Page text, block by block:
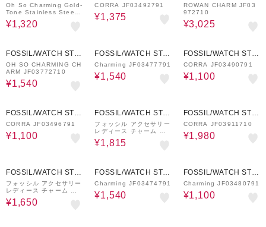
ION INTERNATIONAL
Oh So Charming Gold-
Tone Stainless Steel
Charm JF03489710
¥1,320
ION INTERNATIONAL
CORRA JF03492791
¥1,375
ION INTERNATIONAL
ROWAN CHARM JF03
972710
¥3,025
FOSSIL/WATCH STAT
ION INTERNATIONAL
OH SO CHARMING CH
ARM JF03772710
¥1,540
FOSSIL/WATCH STAT
ION INTERNATIONAL
Charming JF03477791
¥1,540
FOSSIL/WATCH STAT
ION INTERNATIONAL
CORRA JF03490791
¥1,100
FOSSIL/WATCH STAT
ION INTERNATIONAL
CORRA JF03496791
¥1,100
FOSSIL/WATCH STAT
ION INTERNATIONAL
フォッシル アクセサリー
レディース チャーム ゴ
ールド JF03971710
¥1,815
FOSSIL/WATCH STAT
ION INTERNATIONAL
CORRA JF03911710
¥1,980
FOSSIL/WATCH STAT
ION INTERNATIONAL
フォッシル アクセサリー
レディース チャーム ブ
ルー JF03900710
¥1,650
FOSSIL/WATCH STAT
ION INTERNATIONAL
Charming JF03474791
¥1,540
FOSSIL/WATCH STAT
ION INTERNATIONAL
Charming JF03480791
¥1,100